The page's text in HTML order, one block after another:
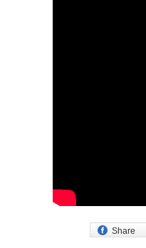
Share